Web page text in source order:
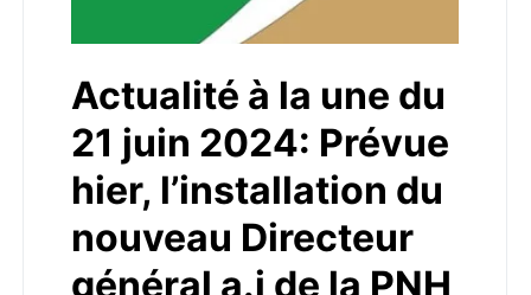
Actualité à la une du
21 juin 2024: Prévue
hier, l’installation du
nouveau Directeur
général a.i de la PNH